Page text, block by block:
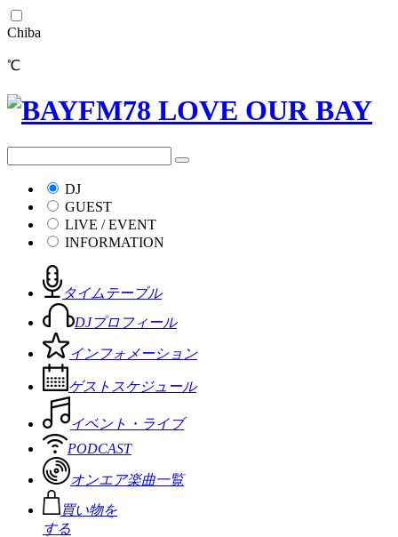
Chiba
℃
DJ
GUEST
LIVE / EVENT
INFORMATION
タイムテーブル
DJプロフィール
インフォメーション
ゲストスケジュール
イベント・ライブ
PODCAST
オンエア楽曲一覧
買い物を
する